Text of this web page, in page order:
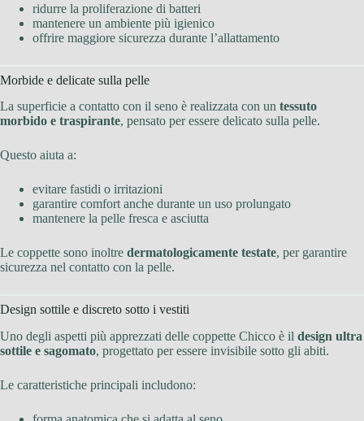
ridurre la proliferazione di batteri
mantenere un ambiente più igienico
offrire maggiore sicurezza durante l’allattamento
Morbide e delicate sulla pelle
La superficie a contatto con il seno è realizzata con un tessuto
morbido e traspirante, pensato per essere delicato sulla pelle.
Questo aiuta a:
evitare fastidi o irritazioni
garantire comfort anche durante un uso prolungato
mantenere la pelle fresca e asciutta
Le coppette sono inoltre dermatologicamente testate, per garantire
sicurezza nel contatto con la pelle.
Design sottile e discreto sotto i vestiti
Uno degli aspetti più apprezzati delle coppette Chicco è il design ultra
sottile e sagomato, progettato per essere invisibile sotto gli abiti.
Le caratteristiche principali includono: